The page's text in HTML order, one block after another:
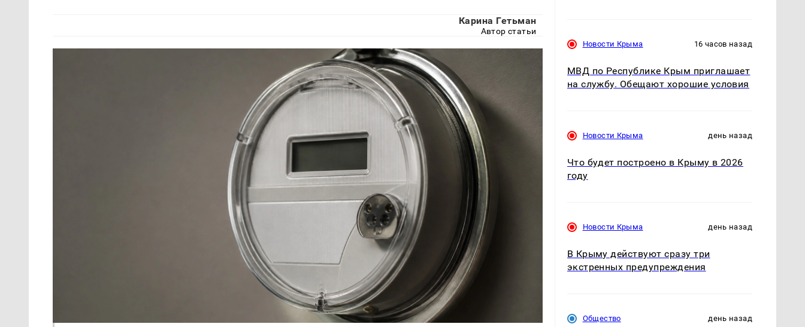
Карина Гетьман
Автор статьи
Новости Крыма 16 часов назад
МВД по Республике Крым приглашает
на службу. Обещают хорошие условия
Новости Крыма день назад
Что будет построено в Крыму в 2026
году
Новости Крыма день назад
В Крыму действуют сразу три
экстренных предупреждения
Общество день назад